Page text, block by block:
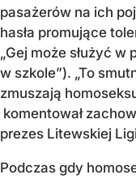
pasażerów na ich
hasła promujące
„Gej może służyć w
w szkole”). „To
zmuszają
komentował
prezes Litewskiej
Podczas gdy